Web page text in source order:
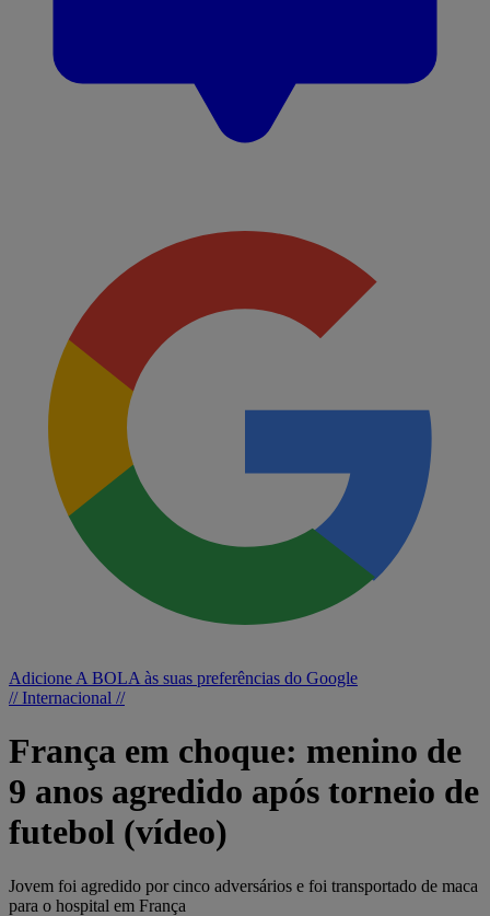
Adicione A BOLA às suas preferências do Google
// Internacional //
França em choque: menino de
9 anos agredido após torneio de
futebol (vídeo)
Jovem foi agredido por cinco adversários e foi transportado de maca
para o hospital em França